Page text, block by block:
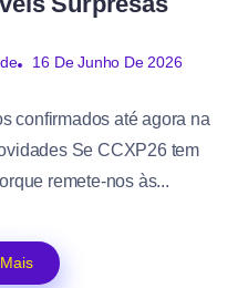
16 De Junho De 2026
confirmados até agora na
Se CCXP26 tem
remete-nos às...